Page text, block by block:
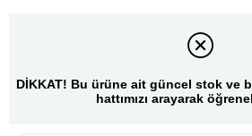
DİKKAT! Bu ürüne ait güncel stok ve
hattımızı arayarak